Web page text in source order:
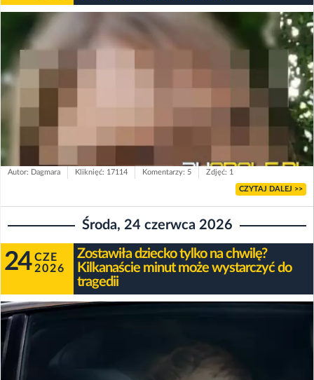
Autor: Dagmara Kliknięć: 17114 Komentarzy: 5 Zdjęć: 1
CZYTAJ DALEJ >>
Środa, 24 czerwca 2026
24 CZE
2026
Zostawiła dziecko tylko na chwilę?
Kilkanaście minut może wystarczyć do
tragedii